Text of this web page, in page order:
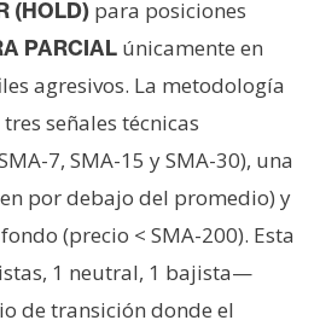
(HOLD) para posiciones
PARCIAL únicamente en
agresivos. La metodología
señales técnicas
7, SMA-15 y SMA-30), una
por debajo del promedio) y
(precio < SMA-200). Esta
1 neutral, 1 bajista—
de transición donde el